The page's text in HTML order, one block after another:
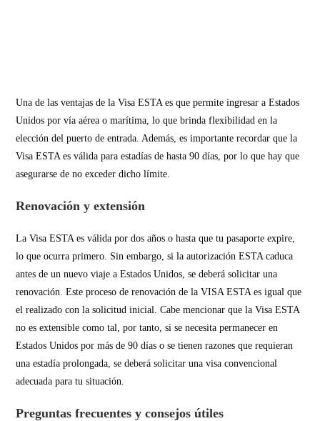
Una de las ventajas de la Visa ESTA es que permite ingresar a Estados
Unidos por vía aérea o marítima, lo que brinda flexibilidad en la
elección del puerto de entrada. Además, es importante recordar que la
Visa ESTA es válida para estadías de hasta 90 días, por lo que hay que
asegurarse de no exceder dicho límite.
Renovación y extensión
La Visa ESTA es válida por dos años o hasta que tu pasaporte expire,
lo que ocurra primero. Sin embargo, si la autorización ESTA caduca
antes de un nuevo viaje a Estados Unidos, se deberá solicitar una
renovación. Este proceso de renovación de la VISA ESTA es igual que
el realizado con la solicitud inicial. Cabe mencionar que la Visa ESTA
no es extensible como tal, por tanto, si se necesita permanecer en
Estados Unidos por más de 90 días o se tienen razones que requieran
una estadía prolongada, se deberá solicitar una visa convencional
adecuada para tu situación.
Preguntas frecuentes y consejos útiles